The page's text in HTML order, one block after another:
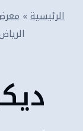
الرئيسية»
الرياض 2020 اتصل الآن